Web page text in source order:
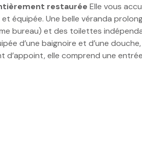
restaurée Elle vous
équipée. Une belle véranda
bureau) et des toilettes
d’une baignoire et d’une douche,
elle comprend une
activités professionnelles, le